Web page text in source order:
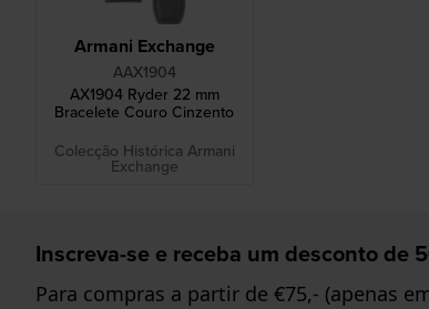
Armani Exchange
AAX1904
AX1904 Ryder 22 mm
Bracelete Couro Cinzento
Colecção Histórica Armani
Exchange
Inscreva-se e receba um desconto de
Para compras a partir de €75,- (apenas